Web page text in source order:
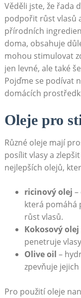
Věděli jste, že řada
podpořit ​růst vlasů
přírodních​
doma,⁢ obsahuje
mohou stimulovat
jen levné, ale také
‍Pojďme se ‌podívat
domácích
Oleje pro
Různé oleje ⁢mají
posílit vlasy a
nejlepších olejů,
ricinový olej
která pomáhá
růst vlasů.
Kokosový olej
penetruje
Olive oil –
zpevňuje
Pro použití oleje